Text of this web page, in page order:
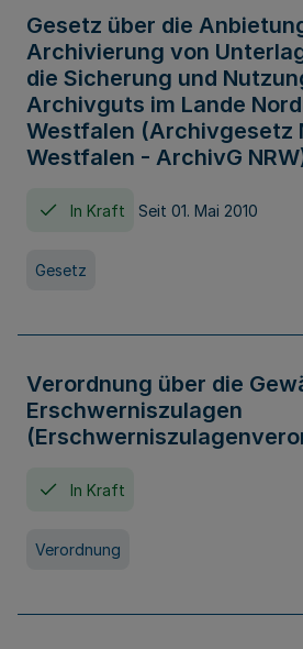
Gesetz über die
Archivierung von
die Sicherung und
Archivguts im Lande
Westfalen (Archivgesetz
Westfalen - ArchivG
In Kraft Seit 01. Mai 2010
Gesetz
Verordnung über die
Erschwerniszulagen
In Kraft
Verordnung